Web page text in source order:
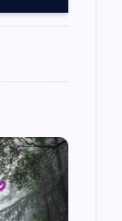
ok